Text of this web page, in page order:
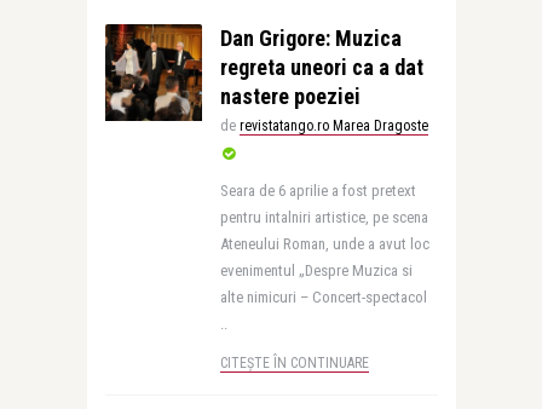
Dan Grigore: Muzica
regreta uneori ca a dat
nastere poeziei
de revistatango.ro Marea Dragoste
Seara de 6 aprilie a fost pretext
pentru intalniri artistice, pe scena
Ateneului Roman, unde a avut loc
evenimentul „Despre Muzica si
alte nimicuri – Concert-spectacol
..
CITEȘTE ÎN CONTINUARE